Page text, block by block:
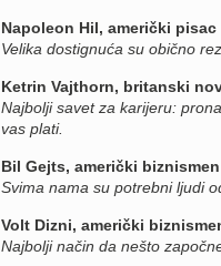
Napoleon Hil, američki pisac
Velika dostignuća su obično
Ketrin Vajthorn, britanski
Najbolji savet za karijeru:
vas plati.
Bil Gejts, američki biznismen
Svima nama su potrebni ljudi
Volt Dizni, američki
Najbolji način da nešto